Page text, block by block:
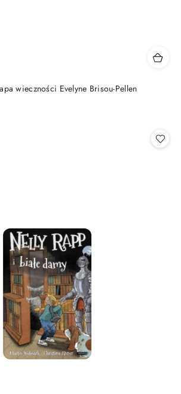
wieczności Evelyne Brisou-Pellen